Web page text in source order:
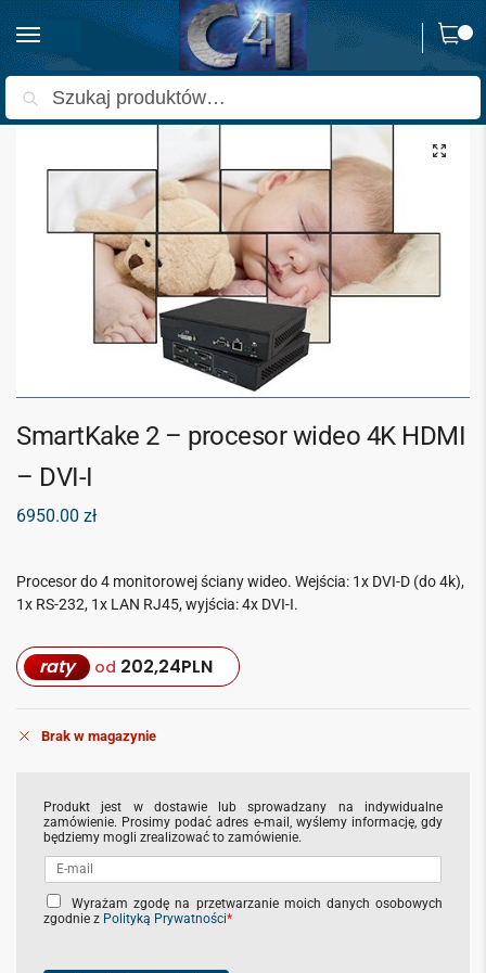
0
Strona główna Skalery i procesory obrazu
SmartKake 2 – procesor wideo 4K HDMI
– DVI-I
6950.00 zł
Procesor do 4 monitorowej ściany wideo. Wejścia: 1x DVI-D (do 4k),
1x RS-232, 1x LAN RJ45, wyjścia: 4x DVI-I.
raty od 202,24PLN
Brak w magazynie
Produkt jest w dostawie lub sprowadzany na indywidualne
zamówienie. Prosimy podać adres e-mail, wyślemy informację, gdy
będziemy mogli zrealizować to zamówienie.
C
h
Wyrażam zgodę na przetwarzanie moich danych osobowych
zgodnie z Polityką Prywatności*